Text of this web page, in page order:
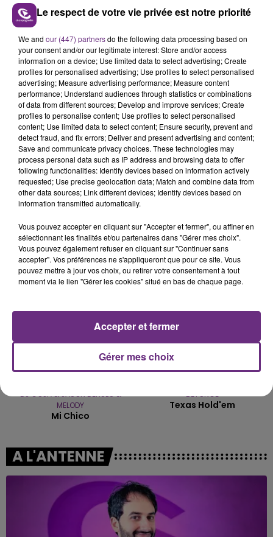
SES PORTES
C'était l'une des institutions du centre-ville
rémois. Le magasin JouéClub est contraint de
fermer ses portes.
TITRES DIFFUSÉS
14h04
14h04
TOVE LO
Habits (stay High)
14h00
14h00
CHRISTOPHE MAE
La Lune
13h58
13h58
DJ GOJA & JASON DERULO &
MELODY
Mi Chico
13h54
13h54
BEYONCE
Texas Hold'em
A L'ANTENNE
Le respect de votre vie privée est notre priorité
We and our (447) partnersdo the following data processing based on
your consent and/or our legitimate interest: Store and/or access
information on a device; Use limited data to select advertising; Create
profiles for personalised advertising; Use profiles to select personalised
advertising; Measure advertising performance; Measure content
performance; Understand audiences through statistics or combinations
of data from different sources; Develop and improve services; Create
profiles to personalise content; Use profiles to select personalised
content; Use limited data to select content; Ensure security, prevent and
detect fraud, and fix errors; Deliver and present advertising and content;
Save and communicate privacy choices. These technologies may
process personal data such as IP address and browsing data to offer
following functionalities: Identify devices based on information actively
requested; Use precise geolocation data; Match and combine data from
other data sources; Link different devices; Identify devices based on
information transmitted automatically.
Vous pouvez accepter en cliquant sur "Accepter et fermer", ou affiner en
sélectionnant les finalités et/ou partenaires dans "Gérer mes choix".
Vous pouvez également refuser en cliquant sur "Continuer sans
accepter". Vos préférences ne s'appliqueront que pour ce site. Vous
pouvez mettre à jour vos choix, ou retirer votre consentement à tout
moment via le lien "Gérer les cookies" situé en bas de chaque page.
Gérer mes choix
Accepter et fermer